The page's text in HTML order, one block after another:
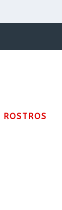
ROSTROS